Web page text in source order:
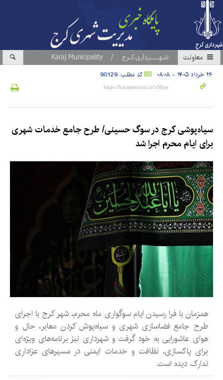
معاونت
۲۶ خرداد ۱۴۰۵ - ۰۸:۰۸ کد مطلب: 90129
سیاه‌پوشی کرج در سوگ حسینی/ طرح جامع خدمات شهری
برای ایام محرم اجرا شد
همزمان با فرا رسیدن ایام سوگواری ماه محرم، شهر کرج با اجرای
طرح جامع فضاسازی شهری و سیاه‌پوش کردن معابر، حال و
هوای عاشورایی به خود گرفت و شهرداری نیز برنامه‌های ویژه‌ای
برای پاکسازی، نظافت و خدمات ایمنی در مسیرهای عزاداری
تدارک دیده است.